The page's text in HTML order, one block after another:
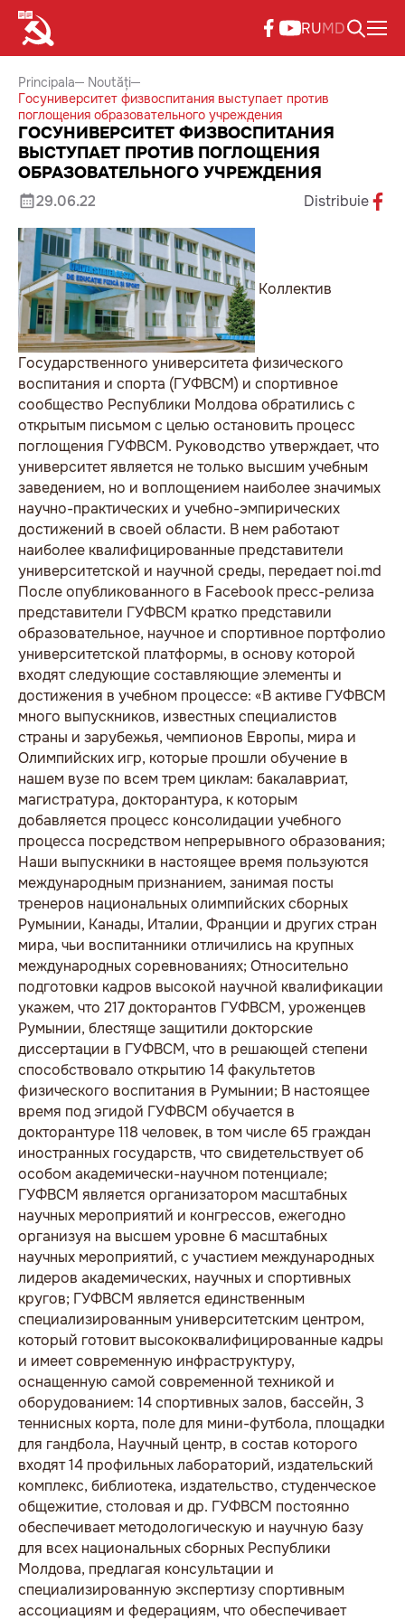
RUMD
Principala
Noutăți
Госуниверситет физвоспитания выступает против
поглощения образовательного учреждения
ГОСУНИВЕРСИТЕТ ФИЗВОСПИТАНИЯ
ВЫСТУПАЕТ ПРОТИВ ПОГЛОЩЕНИЯ
ОБРАЗОВАТЕЛЬНОГО УЧРЕЖДЕНИЯ
29.06.22 Distribuie
Коллектив
Государственного университета физического
воспитания и спорта (ГУФВСМ) и спортивное
сообщество Республики Молдова обратились с
открытым письмом с целью остановить процесс
поглощения ГУФВСМ. Руководство утверждает, что
университет является не только высшим учебным
заведением, но и воплощением наиболее значимых
научно-практических и учебно-эмпирических
достижений в своей области. В нем работают
наиболее квалифицированные представители
университетской и научной среды, передает noi.md
После опубликованного в Facebook пресс-релиза
представители ГУФВСМ кратко представили
образовательное, научное и спортивное портфолио
университетской платформы, в основу которой
входят следующие составляющие элементы и
достижения в учебном процессе: «В активе ГУФВСМ
много выпускников, известных специалистов
страны и зарубежья, чемпионов Европы, мира и
Олимпийских игр, которые прошли обучение в
нашем вузе по всем трем циклам: бакалавриат,
магистратура, докторантура, к которым
добавляется процесс консолидации учебного
процесса посредством непрерывного образования;
Наши выпускники в настоящее время пользуются
международным признанием, занимая посты
тренеров национальных олимпийских сборных
Румынии, Канады, Италии, Франции и других стран
мира, чьи воспитанники отличились на крупных
международных соревнованиях; Относительно
подготовки кадров высокой научной квалификации
укажем, что 217 докторантов ГУФВСМ, уроженцев
Румынии, блестяще защитили докторские
диссертации в ГУФВСМ, что в решающей степени
способствовало открытию 14 факультетов
физического воспитания в Румынии; В настоящее
время под эгидой ГУФВСМ обучается в
докторантуре 118 человек, в том числе 65 граждан
иностранных государств, что свидетельствует об
особом академически-научном потенциале;
ГУФВСМ является организатором масштабных
научных мероприятий и конгрессов, ежегодно
организуя на высшем уровне 6 масштабных
научных мероприятий, с участием международных
лидеров академических, научных и спортивных
кругов; ГУФВСМ является единственным
специализированным университетским центром,
который готовит высококвалифицированные кадры
и имеет современную инфраструктуру,
оснащенную самой современной техникой и
оборудованием: 14 спортивных залов, бассейн, 3
теннисных корта, поле для мини-футбола, площадки
для гандбола, Научный центр, в состав которого
входят 14 профильных лабораторий, издательский
комплекс, библиотека, издательство, студенческое
общежитие, столовая и др. ГУФВСМ постоянно
обеспечивает методологическую и научную базу
для всех национальных сборных Республики
Молдова, предлагая консультации и
специализированную экспертизу спортивным
ассоциациям и федерациям, что обеспечивает